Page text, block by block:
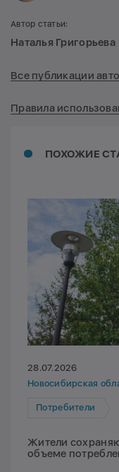
ПОХОЖИЕ
28.07.2026
Новосибирская
Потребители
Жители
объеме
Автор статьи:
Наталья Григорьева
Все публикации
Правила